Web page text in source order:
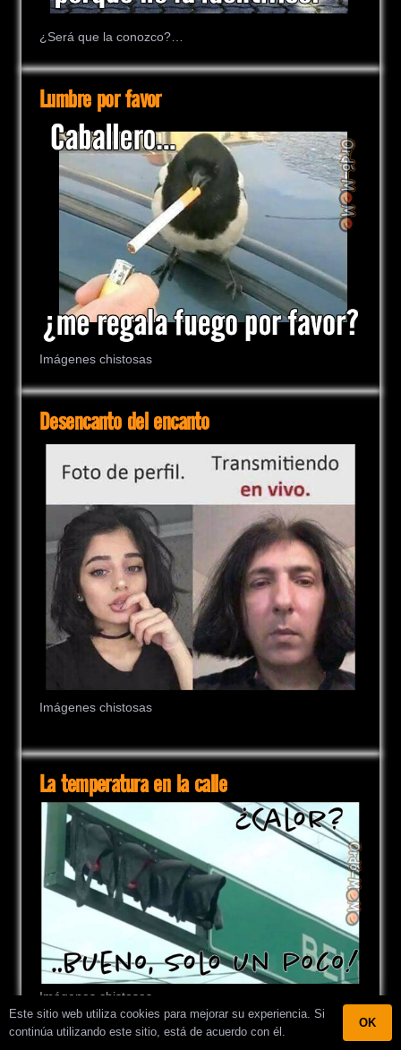
¿Será que la conozco?…
Lumbre por favor
Imágenes chistosas
Desencanto del encanto
Imágenes chistosas
La temperatura en la calle
Imágenes chistosas
Este sitio web utiliza cookies para mejorar su experiencia. Si
continúa utilizando este sitio, está de acuerdo con él.
OK